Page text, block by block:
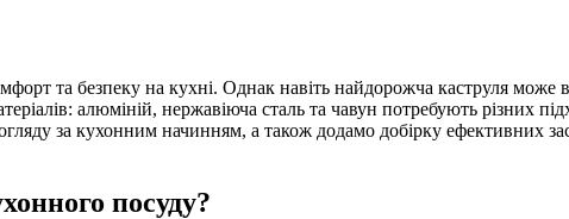
та безпеку на кухні. Однак навіть найдорожча каструля
алюміній, нержавіюча сталь та чавун потребують різних
за кухонним начинням, а також додамо добірку ефективних
посуду?